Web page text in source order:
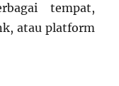
tempat,
atau platform